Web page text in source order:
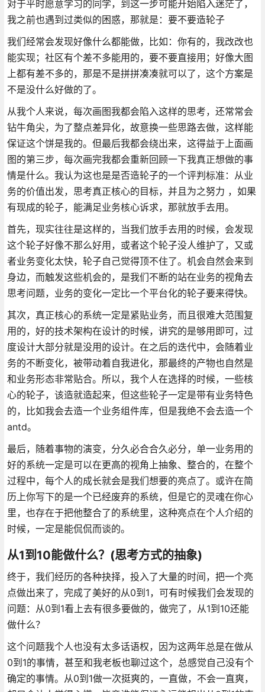
对于平时愿意学习的同学，到这一步可能开始陷入迷茫了，
我之前也遇到过类似的困惑，那就是：要不要造轮子
我们经常会发现好像什么都能做，比如：你有的，我改改也
能实现；社区有个差不多能用的，要不要直接用；好像大图
上都有差不多的，那是不是拼拼凑凑就可以了，这个方案是
不是没什么好做的了。
从我个人来说，每次画图我都会陷入这样的思考，还常常会
钻牛角尖，为了整点差异化，故意换一些思路去做，这样能
保证这个饼是我的。但最后我都会绕出来，这得益于上面画
图的第三步，每次画完我都会重新回顾一下我真正想做的事
情是什么。我认为这也是是否造轮子的一个评判标准：从业
务的价值出发，思考真正核心的目标，并且为之努力 ，如果
有现成的轮子，能满足业务核心诉求，那就放手去用。
首先，现实往往是这样的，当我们放手去用的时候，会发现
这个轮子好像不那么好用，或者这个轮子没人维护了，又或
者业务变化太快，轮子自己觉得顶不住了。机会自然会来到
身边，而触发这些机会的，是我们不断的站在业务的视角去
思考问题，业务的变化一定比一个平台化的轮子要来得快。
其次，真正核心的系统一定是紧贴业务，而且很难大范围复
用的，好的技术架构在设计的时候，讲究的是够用即可，过
度设计大部分就是没用的设计。在之后的迭代中，会随着业
务的不断变化，被带动着自我进化，那最终的产物也自然是
和业务形态非常贴合。所以，我个人在选择的时候，一些核
心的轮子，该造就造起来，但这些轮子一定是带有业务特色
的，比如我会去造一个业务组件库，但是我绝不会去造一个
antd。
最后，随着事物的演变，分久必合合久必分，单一业务用的
好的系统一定是可以在更高的视角上抽象、整合的，在整个
过程中，每个人的成长就会是我们想要的亮点了。或许在简
历上你写下的是一个已经废弃的系统，但是它的灵魂在你心
里，也存在于把他整合了的系统里，这种亮点在个人介绍的
时候，一定是能侃侃而谈的。
从1到10能做什么？(思考方式的抽象)
终于，我们经历的各种抉择，投入了大量的时间，把一个亮
点做出来了，完成了美好的从0到1，可有时候我们会发现的
问题：从0到1看上去有很多要做的，做完了，从1到10还能
做什么？
这个问题我个人也没有太多话语权，因为这两年总是在做从
0到1的事情，甚至和我老板也聊过这个，总感觉自己没有个
确定的事情。从0到1做一次挺爽的，一直做，不会一直爽，